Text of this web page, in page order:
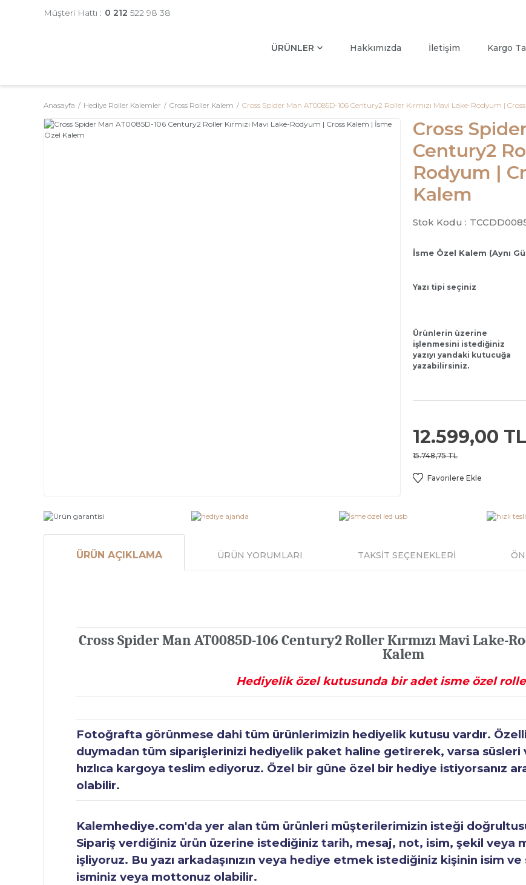
Müşteri Hattı : 0 212 522 98 38
ÜRÜNLER Hakkımızda İletişim Kargo
Anasayfa Hediye Roller Kalemler Cross Roller Kalem Cross Spider Man AT0085D-106 Century2 Roller Kırmızı Mavi Lake-Rodyum |
Cross
Century2
Rodyum |
Kalem
Stok Kodu :
İsme Özel Kalem (Aynı
Yazı tipi seçiniz
Ürünlerin üzerine
işlenmesini istediğiniz
yazıyı yandaki kutucuğa
yazabilirsiniz.
12.599,00 TL
15.748,75 TL
ÜRÜN AÇIKLAMA ÜRÜN YORUMLARI TAKSİT SEÇENEKLERİ
Cross Spider Man AT0085D-106 Century2 Roller Kırmızı Mavi Lake-
Kalem
Hediyelik özel kutusunda bir adet isme özel
Fotoğrafta görünmese dahi tüm ürünlerimizin hediyelik kutusu vardır.
duymadan tüm siparişlerinizi hediyelik paket haline getirerek, varsa
hızlıca kargoya teslim ediyoruz. Özel bir güne özel bir hediye istiyorsanız
olabilir.
Kalemhediye.com'da yer alan tüm ürünleri müşterilerimizin isteği
Sipariş verdiğiniz ürün üzerine istediğiniz tarih, mesaj, not, isim, şekil veya
işliyoruz. Bu yazı arkadaşınızın veya hediye etmek istediğiniz kişinin isim
isminiz veya mottonuz olabilir.